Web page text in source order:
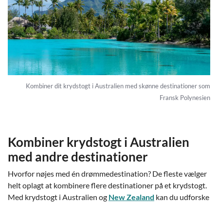
Kombiner dit krydstogt i Australien med skønne destinationer som
Fransk Polynesien
Kombiner krydstogt i Australien
med andre destinationer
Hvorfor nøjes med én drømmedestination? De fleste vælger
helt oplagt at kombinere flere destinationer på et krydstogt.
Med krydstogt i Australien og New Zealand kan du udforske